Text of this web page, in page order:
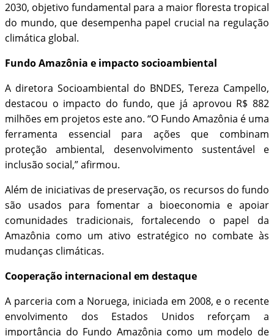
2030, objetivo fundamental para a maior floresta tropical
do mundo, que desempenha papel crucial na regulação
climática global.
Fundo Amazônia e impacto socioambiental
A diretora Socioambiental do BNDES, Tereza Campello,
destacou o impacto do fundo, que já aprovou R$ 882
milhões em projetos este ano. “O Fundo Amazônia é uma
ferramenta essencial para ações que combinam
proteção ambiental, desenvolvimento sustentável e
inclusão social,” afirmou.
Além de iniciativas de preservação, os recursos do fundo
são usados para fomentar a bioeconomia e apoiar
comunidades tradicionais, fortalecendo o papel da
Amazônia como um ativo estratégico no combate às
mudanças climáticas.
Cooperação internacional em destaque
A parceria com a Noruega, iniciada em 2008, e o recente
envolvimento dos Estados Unidos reforçam a
importância do Fundo Amazônia como um modelo de